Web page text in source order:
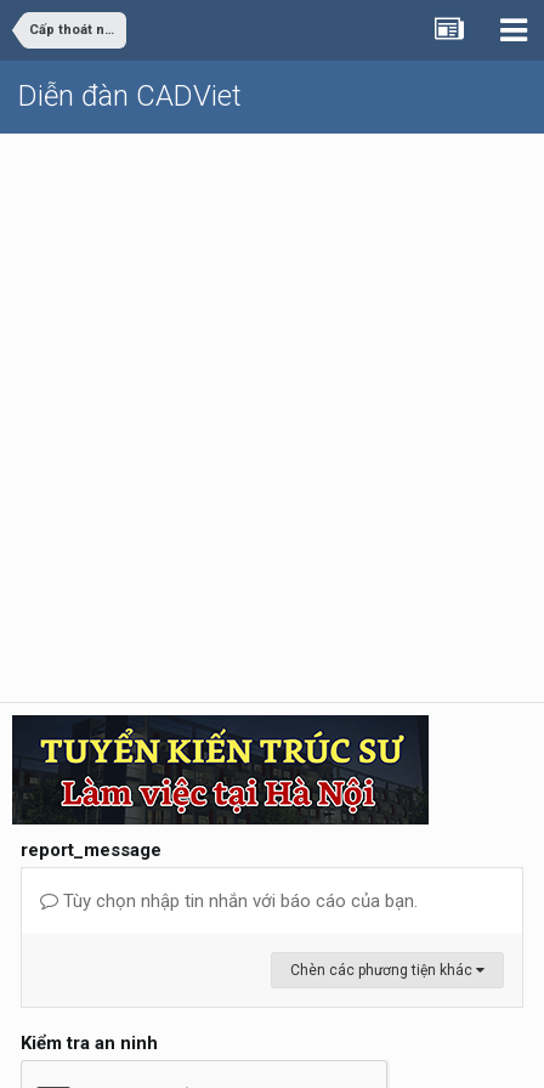
Cấp thoát nước
Diễn đàn CADViet
report_message
Tùy chọn nhập tin nhắn với báo cáo của bạn.
Chèn các phương tiện khác
Kiểm tra an ninh